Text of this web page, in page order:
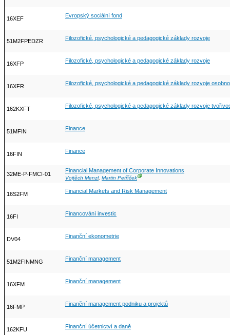
16XEF Evropský sociální fond
51M2FPEDZR Filozofické, psychologické a pedagogické základy rozvoje
16XFP Filozofické, psychologické a pedagogické základy rozvoje
16XFR Filozofické, psychologické a pedagogické základy rozvoje
162KXFT Filozofické, psychologické a pedagogické základy rozvoje
51MFIN Finance
16FIN Finance
32ME-P-FMCI-01
Financial Management of Corporate Innovations
Vojtěch Menzl, Martin PetříčekⒼ
16S2FM Financial Markets and Risk Management
16FI Financování investic
DV04 Finanční ekonometrie
51M2FINMNG Finanční management
16XFM Finanční management
16FMP Finanční management podniku a projektů
162KFU Finanční účetnictví a daně